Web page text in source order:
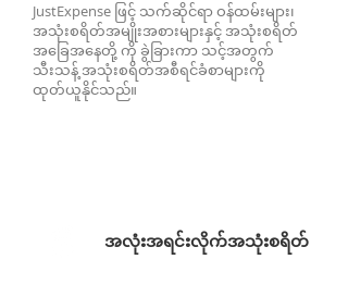
JustExpense ဖြင့် သက်ဆိုင်ရာ ဝန်ထမ်းများ၊
အသုံးစရိတ်အမျိုးအစားများနှင့် အသုံးစရိတ်
အခြေအနေတို့ ကို ခွဲခြားကာ သင့်အတွက်
သီးသန့် အသုံးစရိတ်အစီရင်ခံစာများကို
ထုတ်ယူနိုင်သည်။
အလုံးအရင်းလိုက်အသုံးစရိတ်